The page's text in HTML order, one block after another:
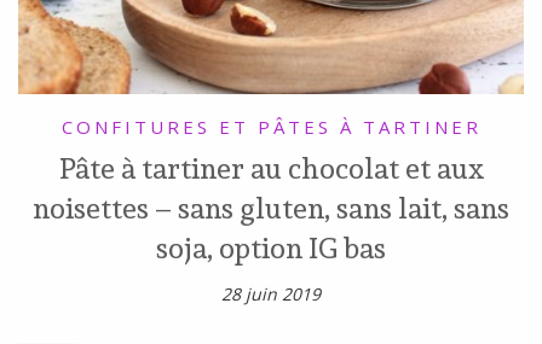
CONFITURES ET PÂTES À TARTINER
Pâte à tartiner au chocolat et aux
noisettes – sans gluten, sans lait, sans
soja, option IG bas
28 juin 2019